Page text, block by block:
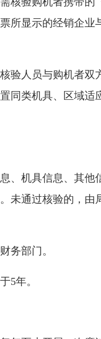
所显示的经销企业
验人员与购机者双
同类机具、区域适
、机具信息、其他
未通过核验的，由
务部门。
5年。